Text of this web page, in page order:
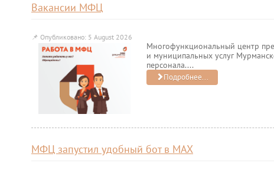
Вакансии МФЦ
📌 Опубликовано: 5 August 2026
Многофункциональный центр
и муниципальных услуг
персонала....
Подробнее...
МФЦ запустил удобный бот в MAX